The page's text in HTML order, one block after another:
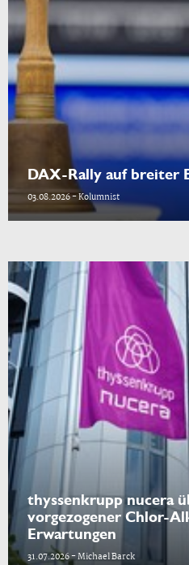
DAX-Rally auf breiter
03.08.2026 - Kolumnist
thyssenkrupp nucera
vorgezogener Chlor-
Erwartungen
31.07.2026 - Michael Barck